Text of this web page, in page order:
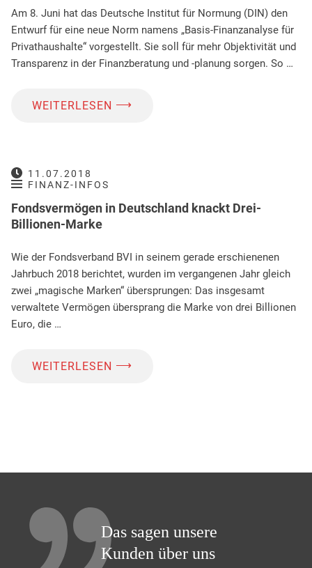
Am 8. Juni hat das Deutsche Institut für Normung (DIN) den
Entwurf für eine neue Norm namens „Basis-Finanzanalyse für
Privathaushalte“ vorgestellt. Sie soll für mehr Objektivität und
Transparenz in der Finanzberatung und -planung sorgen. So …
WEITERLESEN ⟶
11.07.2018
FINANZ-INFOS
Fondsvermögen in Deutschland knackt Drei-
Billionen-Marke
Wie der Fondsverband BVI in seinem gerade erschienenen
Jahrbuch 2018 berichtet, wurden im vergangenen Jahr gleich
zwei „magische Marken“ übersprungen: Das insgesamt
verwaltete Vermögen übersprang die Marke von drei Billionen
Euro, die …
WEITERLESEN ⟶
Das sagen unsere
Kunden über uns